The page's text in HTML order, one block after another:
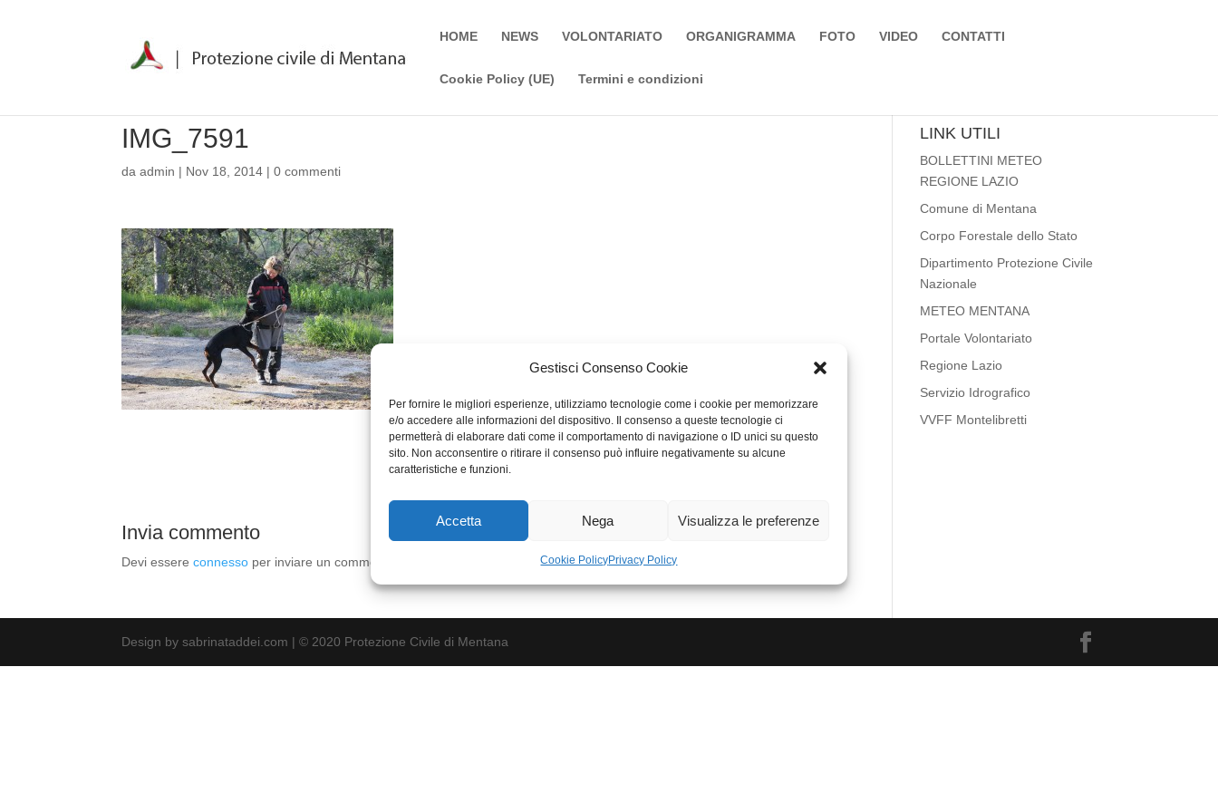
Gestisci Consenso Cookie
Per fornire le migliori esperienze, utilizziamo tecnologie come i cookie per memorizzare
e/o accedere alle informazioni del dispositivo. Il consenso a queste tecnologie ci
permetterà di elaborare dati come il comportamento di navigazione o ID unici su questo
sito. Non acconsentire o ritirare il consenso può influire negativamente su alcune
caratteristiche e funzioni.
Accetta Nega Visualizza le preferenze
Cookie PolicyPrivacy Policy
HOME NEWS VOLONTARIATO ORGANIGRAMMA FOTO VIDEO CONTATTI
Cookie Policy (UE) Termini e condizioni
IMG_7591
daadmin | Nov 18, 2014 |0 commenti
Invia commento
Devi essereconnesso per inviare un commento.
LINK UTILI
BOLLETTINI METEO
REGIONE LAZIO
Comune di Mentana
Corpo Forestale dello Stato
Dipartimento Protezione Civile
Nazionale
METEO MENTANA
Portale Volontariato
Regione Lazio
Servizio Idrografico
VVFF Montelibretti
Design by sabrinataddei.com | © 2020 Protezione Civile di Mentana